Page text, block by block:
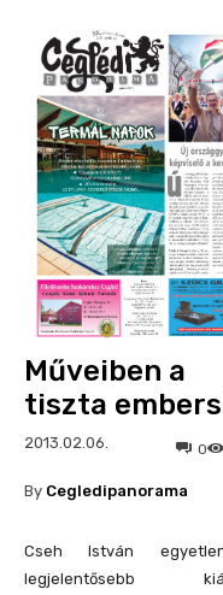
Műveiben a
tiszta
2013.02.06. 0
By Cegledipanorama
Cseh István
legjelentősebb